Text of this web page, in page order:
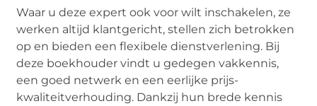
Waar u deze expert ook voor wilt inschakelen, ze
werken altijd klantgericht, stellen zich betrokken
op en bieden een flexibele dienstverlening. Bij
deze boekhouder vindt u gedegen vakkennis,
een goed netwerk en een eerlijke prijs-
kwaliteitverhouding. Dankzij hun brede kennis